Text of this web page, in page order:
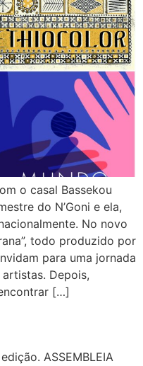
o casal Bassekou
do N’Goni e ela,
No novo
todo produzido por
para uma jornada
Depois,
[…]
ASSEMBLEIA